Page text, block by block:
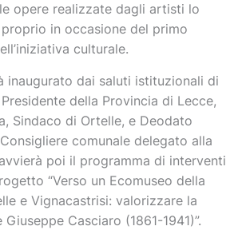
opere realizzate dagli artisti lo
in occasione del primo
culturale.
inaugurato dai saluti istituzionali di
della Provincia di Lecce,
Sindaco di Ortelle, e Deodato
comunale delegato alla
poi il programma di interventi
“Verso un Ecomuseo della
e Vignacastrisi: valorizzare la
Casciaro (1861-1941)”.